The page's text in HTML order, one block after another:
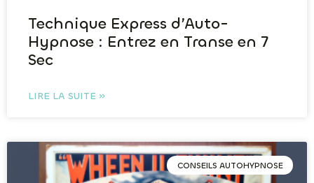
Technique Express d’Auto-
Hypnose : Entrez en Transe en 7
Sec
LIRE LA SUITE »
CONSEILS AUTOHYPNOSE